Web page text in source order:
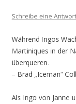
Schreibe eine Antwort
Während Ingos
Martiniques in der
überqueren.
– Brad „Iceman“
Als Ingo von Janne